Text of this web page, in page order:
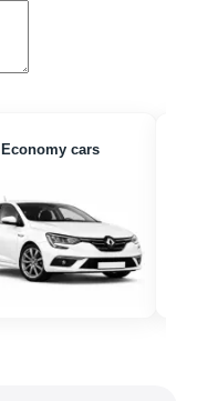
Economy cars